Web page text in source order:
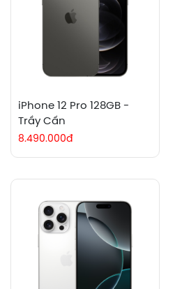
iPhone 12 Pro 128GB -
Trầy Cấn
8.490.000đ